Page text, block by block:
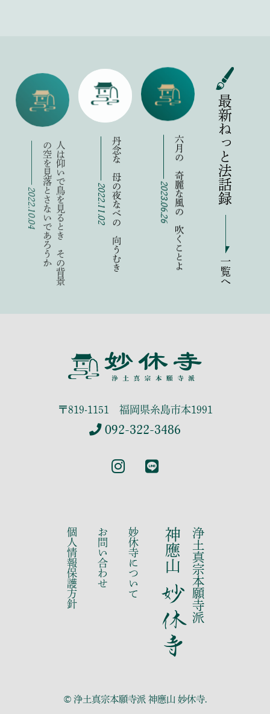
最新ねっと法話録
一覧へ
六月の 奇麗な風の 吹くことよ
2023.06.26
丹念な 母の夜なべの 向うむき
2022.11.02
人
は
仰
い
で
鳥
を
見
る
と
き
そ
の
背
景
の
空
を
見
落
と
さ
な
い
で
あ
ろ
う
か
2022.10.04
〒819-1151 福岡県糸島市本1991
092-322-3486
浄土真宗本願寺派
神應山
妙休寺
妙休寺について
お問い合わせ
個人情報保護方針
© 浄土真宗本願寺派 神應山 妙休寺.